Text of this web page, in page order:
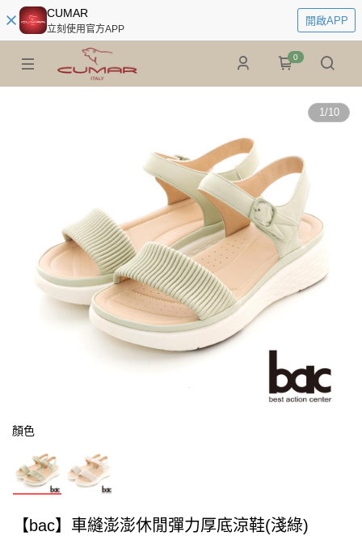
CUMAR
立刻使用官方APP
開啟APP
0
1/10
顏色
【bac】車縫澎澎休閒彈力厚底涼鞋(淺綠)